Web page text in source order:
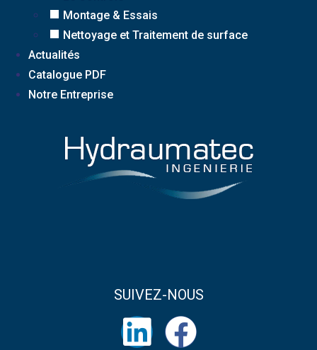
Montage & Essais
Nettoyage et Traitement de surface
Actualités
Catalogue PDF
Notre Entreprise
SUIVEZ-NOUS